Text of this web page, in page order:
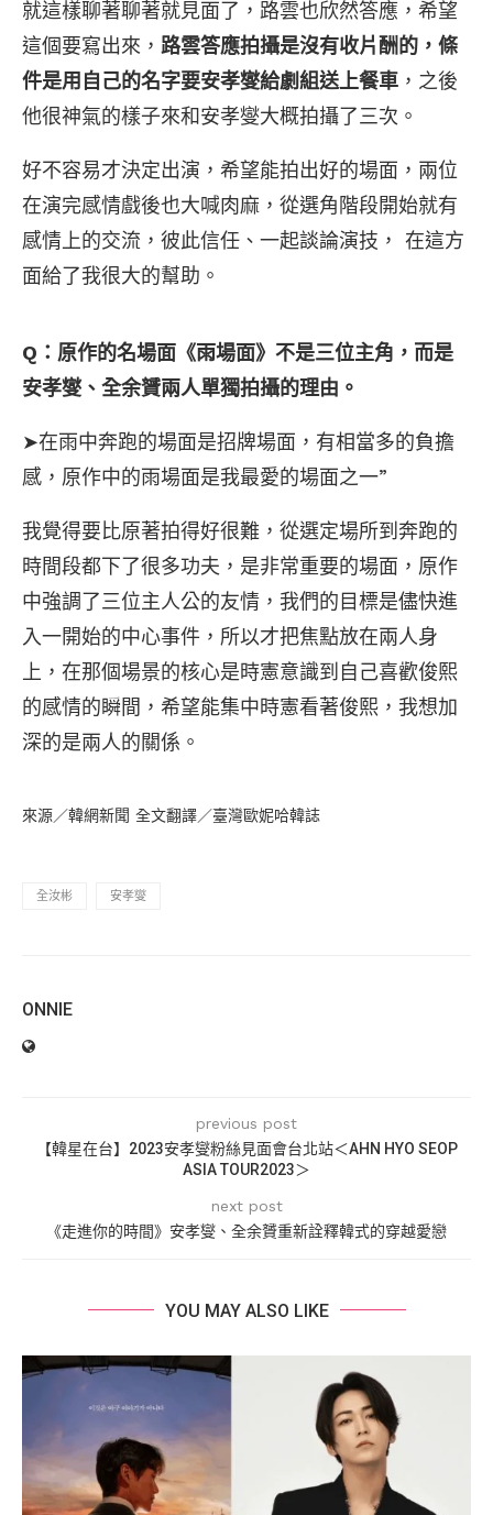
就這樣聊著聊著就見面了，路雲也欣然答應，希望
這個要寫出來， 路雲答應拍攝是沒有收片酬的，條
件是用自己的名字要安孝燮給劇組送上餐車 ，之後
他很神氣的樣子來和安孝燮大概拍攝了三次。
好不容易才決定出演，希望能拍出好的場面，兩位
在演完感情戲後也大喊肉麻，從選角階段開始就有
感情上的交流，彼此信任、一起談論演技， 在這方
面給了我很大的幫助。
Q：原作的名場面《雨場面》不是三位主角，而是
安孝燮、全余贇兩人單獨拍攝的理由。
➤在雨中奔跑的場面是招牌場面，有相當多的負擔
感，原作中的雨場面是我最愛的場面之一”
我覺得要比原著拍得好很難，從選定場所到奔跑的
時間段都下了很多功夫，是非常重要的場面，原作
中強調了三位主人公的友情，我們的目標是儘快進
入一開始的中心事件，所以才把焦點放在兩人身
上，在那個場景的核心是時憲意識到自己喜歡俊熙
的感情的瞬間，希望能集中時憲看著俊熙，我想加
深的是兩人的關係。
來源／韓網新聞 全文翻譯／臺灣歐妮哈韓誌
全汝彬 安孝燮
ONNIE
previous post
【韓星在台】2023安孝燮粉絲見面會台北站＜AHN HYO SEOP
ASIA TOUR2023＞
next post
《走進你的時間》安孝燮、全余贇重新詮釋韓式的穿越愛戀
YOU MAY ALSO LIKE